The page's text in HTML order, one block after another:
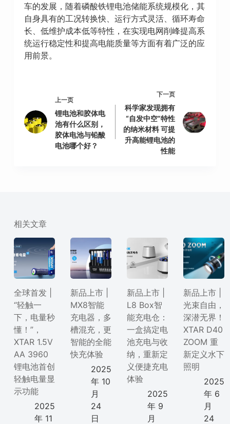
车的发展，随着磷酸铁锂电池储能系统规模化，其
自身具有的工况转换快、运行方式灵活、循环寿命
长、低维护成本低等特性，在实现电网削峰提高系
统运行稳定性和提高电能质量等方面有着广泛的应
用前景。
上一页
锂电池和胶体电
池有什么区别，
胶体电池与铅酸
电池哪个好？
下一页
科学家发现拥有
“自发中空”特性
的纳米材料 可提
升高能锂电池的
性能
相关文章
全球首发 |
“轻触一
下，电量秒
懂！”，
XTAR 1.5V
AA 3960
锂电池首创
轻触电量显
示功能
2025
年 11
新品上市 |
MX8智能
充电器，多
槽混充，更
智能的全能
快充体验
2025
年 10
月
24
日
新品上市 |
L8 Box智
能充电仓：
一盒搞定电
池充电与收
纳，重新定
义便捷充电
体验
2025
年 9
月
新品上市 |
光束自由，
深潜无界！
XTAR D40
ZOOM 重
新定义水下
照明
2025
年 6
月
24